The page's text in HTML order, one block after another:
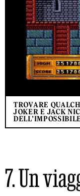
TROVARE
JOKER E JACK
7. Un